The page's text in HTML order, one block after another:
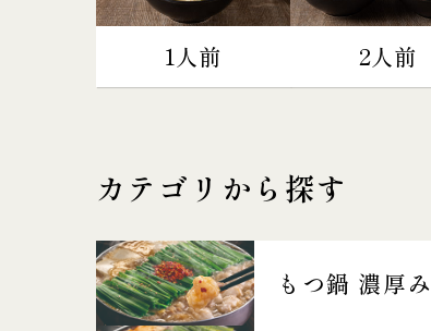
1人前 2人前
カテゴリから探す
もつ鍋 濃厚